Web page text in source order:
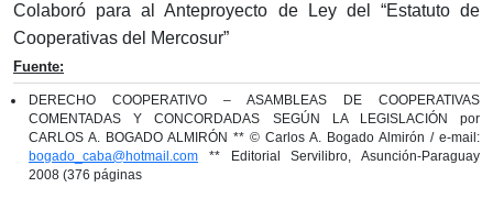
Colaboró para al Anteproyecto de Ley del “Estatuto de
Cooperativas del Mercosur”
Fuente:
DERECHO COOPERATIVO – ASAMBLEAS DE COOPERATIVAS
COMENTADAS Y CONCORDADAS SEGÚN LA LEGISLACIÓN por
CARLOS A. BOGADO ALMIRÓN ** © Carlos A. Bogado Almirón / e-mail:
bogado­_caba@hotmail.com ** Editorial Servilibro, Asunción-Paraguay
2008 (376 páginas